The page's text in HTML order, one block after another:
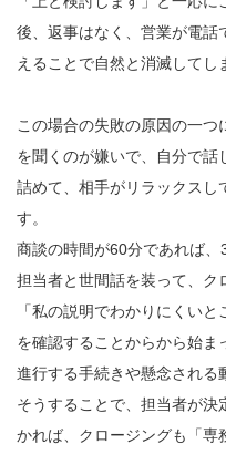
後、返事はなく、営業が電話
えることで自然と消滅してし
この場合の失敗の原因の一
を聞くのが嫌いで、自分で話
詰めて、相手がリラックスし
す。
商談の時間が60分であれば
担当者と世間話を装って、ク
「私の説明でわかりにくい
を確認することからから始
進行する手続きや懸念される
そうすることで、担当者が
かれば、クロージングも「専